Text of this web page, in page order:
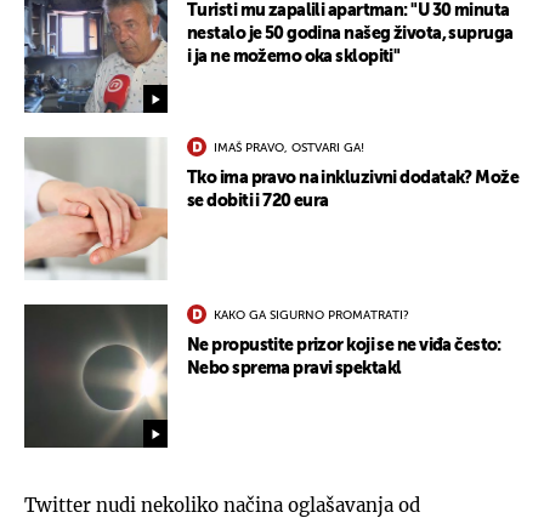
Turisti mu zapalili apartman: "U 30 minuta
nestalo je 50 godina našeg života, supruga
i ja ne možemo oka sklopiti"
IMAŠ PRAVO, OSTVARI GA!
Tko ima pravo na inkluzivni dodatak? Može
se dobiti i 720 eura
KAKO GA SIGURNO PROMATRATI?
Ne propustite prizor koji se ne viđa često:
Nebo sprema pravi spektakl
Twitter nudi nekoliko načina oglašavanja od